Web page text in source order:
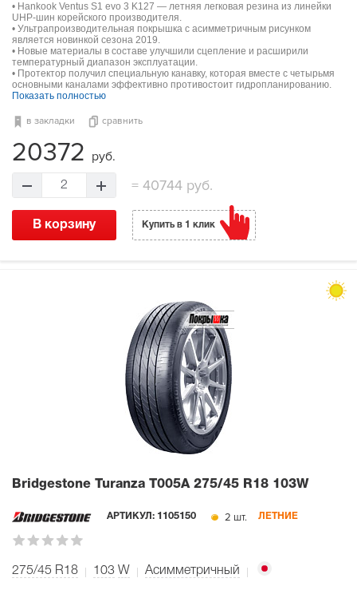
• Hankook Ventus S1 evo 3 K127 — летняя легковая резина из линейки
UHP-шин корейского производителя.
• Ультрапроизводительная покрышка с асимметричным рисунком
является новинкой сезона 2019.
• Новые материалы в составе улучшили сцепление и расширили
температурный диапазон эксплуатации.
• Протектор получил специальную канавку, которая вместе с четырьмя
основными каналами эффективно противостоит гидропланированию.
Показать полностью
в закладки сравнить
20372 руб.
2 =40744 руб.
В корзину Купить в 1 клик
Bridgestone Turanza T005A 275/45 R18 103W
АРТИКУЛ: 1105150 2 шт. ЛЕТНИЕ
275/45 R18 103 W Асимметричный